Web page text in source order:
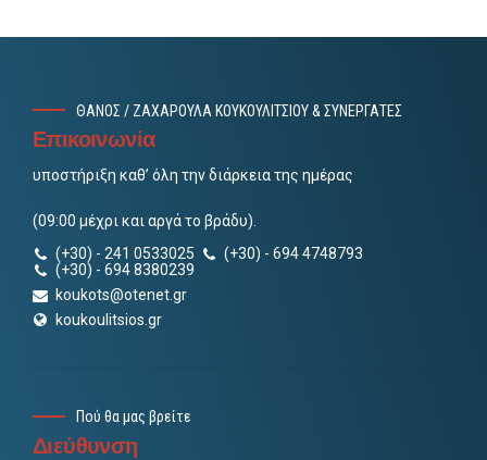
ΘΑΝΟΣ / ΖΑΧΑΡΟΥΛΑ ΚΟΥΚΟΥΛΙΤΣΙΟΥ & ΣΥΝΕΡΓΑΤΕΣ
Επικοινωνία
υποστήριξη καθ’ όλη την διάρκεια της ημέρας
(09:00 μέχρι και αργά το βράδυ).
(+30) - 241 0533025
(+30) - 694 4748793
(+30) - 694 8380239
koukots@otenet.gr
koukoulitsios.gr
Πού θα μας βρείτε
Διεύθυνση